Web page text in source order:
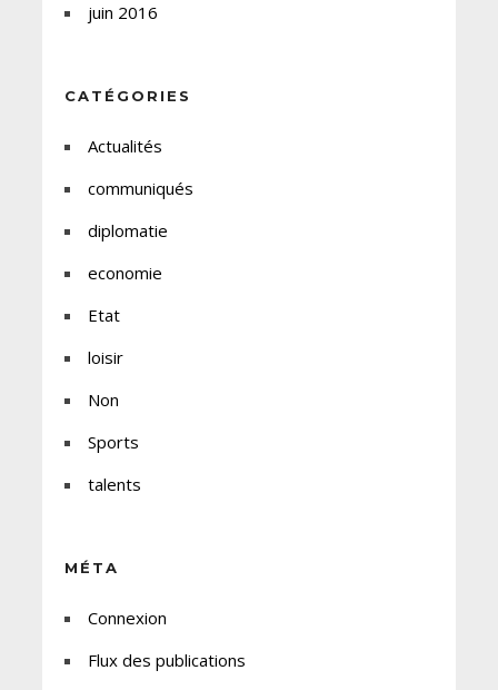
juin 2016
CATÉGORIES
Actualités
communiqués
diplomatie
economie
Etat
loisir
Non
Sports
talents
MÉTA
Connexion
Flux des publications